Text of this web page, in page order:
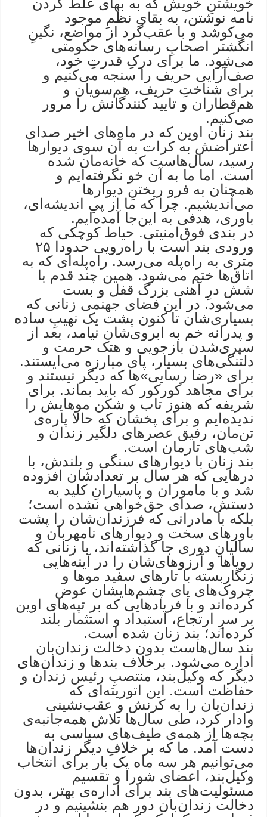
خویشتنِ خویش که به بهای غلط کردن
نامه نوشتن، به بقای نظمِ موجود
می‌کوشد و با عقب‌گرد از مواضع، نگینِ
انگشتر اصحابِ رسانه‌های حکومتی
می‌شود. ما برای درکِ قدرتِ خود،
صف‌آرایی حریف را سنجه می‌کنیم و
برای شناختِ حریف، هم‌سویان و
هم‌قطاران و تایید کنندگانش را مرور
می‌کنیم.
بند زنان اوین که در ماه‌های اخیر صدای
اعتراضش به کرات به آن سوی دیوارها
رسید، سال‌هاست که خانه‌مان شده
است. اما ما به آن خو نگرفته‌ایم و
همچنان به فرو ریختنِ دیوارها
می‌اندیشیم. چرا که ما از پیِ اندیشه‌ای،
باوری، هدفی به این‌جا آمده‌ایم.
در بندی فوق‌امنیتی. حیاط کوچکی که
ورودی بند است با راه‌رویی حدودا ۲۵
متری به راه‌پله می‌رسد. راه‌پله‌ای که به
اتاق‌ها ختم می‌شود. همین چند قدم با
شش درِ آهنی بزرگ قفل و بست
می‌شود. در این فضای جهنمی زنانی که
بسیاری‌شان تا کنون پشت یک نهیبِ ساده
و پدرانه خم به ابروی‌شان نیامد، بعد از
سپری‌شدن بازجویی و هتک حرمت و
دلتنگی‌های بسیار، پای مبارزه می‌ایستند.
برای «رضا رسایی»ها که دیگر نیستند و
برای مجاهد کورکور که باید بماند. برای
شریفه که هنوز تاب و شکن موهایش را
ندیده‌ایم و برای پخشان که حالا پاره‌ی
تن‌مان، رفیق عصرهای دلگیر زندان و
شب‌های تارمان است.
بند زنان با دیوارهای سنگی و بلندش، با
درهایی که هر سال بر تعدادشان افزوده
شد و با ماموران و پاسیارانِ کلید به
دستش، صدای حق‌خواهی نشده است؛
بلکه با مادرانی که فرزندان‌شان را پشت
باورهای سخت و دیوارهای نامهربان و
سالیانِ دوری جا گذاشته‌اند، با زنانی که
رویاها و آرزوهای‌شان را در آینه‌هایی
زنگاربسته با تارهای سفید موها و
چروک‌های پای چشم‌هایشان عوض
کرده‌اند و با فریادهایی که بر تپه‌های اوین
بر سرِ ارتجاع، استبداد و استثمار بلند
کرده‌اند؛ بند زنان شده است.
بند سال‌هاست بدون دخالت زندان‌بان
اداره می‌شود. برخلاف بندها و زندان‌های
دیگر که وکیل‌بند، منتصبِ رئیس زندان و
حفاظت است. این اتوریته‌ای که
زندان‌بان را به کرنش و عقب‌نشینی
وادار کرد، طی سال‌ها تلاش همه‌جانبه‌ی
بچه‌ها از همه‌ی طیف‌های سیاسی به
دست آمد. ما که بر خلافِ دیگر زندان‌ها
می‌توانیم هر سه ماه یک بار برای انتخاب
وکیل‌بند، اعضای شورا و تقسیم
مسئولیت‌های بند برای اداره‌ی بهتر، بدون
دخالت زندان‌بان دور هم بنشینیم و در